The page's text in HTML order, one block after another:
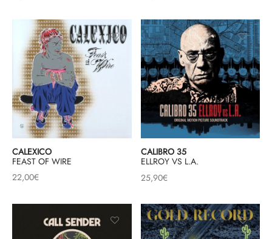
CALEXICO
FEAST OF WIRE
22,00€
CALIBRO 35
ELLROY VS L.A.
25,90€